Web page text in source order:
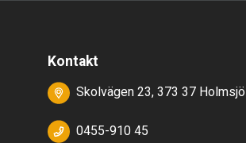
Kontakt
Skolvägen 23, 373 37 Holmsjö
0455-910 45